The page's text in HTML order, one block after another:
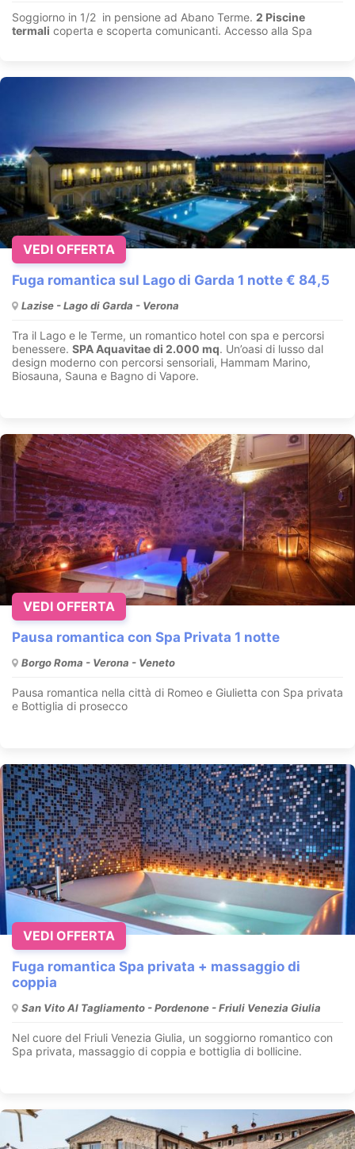
Soggiorno in 1/2 in pensione ad Abano Terme. 2 Piscine
termali coperta e scoperta comunicanti. Accesso alla Spa
Fuga romantica sul Lago di Garda 1 notte € 84,5
Lazise - Lago di Garda - Verona
Tra il Lago e le Terme, un romantico hotel con spa e percorsi
benessere. SPA Aquavitae di 2.000 mq. Un’oasi di lusso dal
design moderno con percorsi sensoriali, Hammam Marino,
Biosauna, Sauna e Bagno di Vapore.
VEDI OFFERTA
Pausa romantica con Spa Privata 1 notte
Borgo Roma - Verona - Veneto
Pausa romantica nella città di Romeo e Giulietta con Spa privata
e Bottiglia di prosecco
VEDI OFFERTA
Fuga romantica Spa privata + massaggio di
coppia
San Vito Al Tagliamento - Pordenone - Friuli Venezia Giulia
Nel cuore del Friuli Venezia Giulia, un soggiorno romantico con
Spa privata, massaggio di coppia e bottiglia di bollicine.
VEDI OFFERTA